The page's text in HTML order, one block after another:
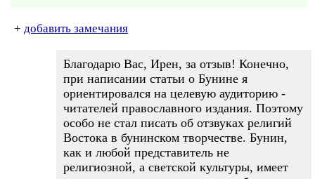
+ добавить замечания
Благодарю Вас, Ирен, за отзыв! Конечно,
при написании статьи о Бунине я
ориентировался на целевую аудиторию -
читателей православного издания. Поэтому
особо не стал писать об отзвуках религий
Востока в бунинском творчестве. Бунин,
как и любой представитель не
религиозной, а светской культуры, имеет